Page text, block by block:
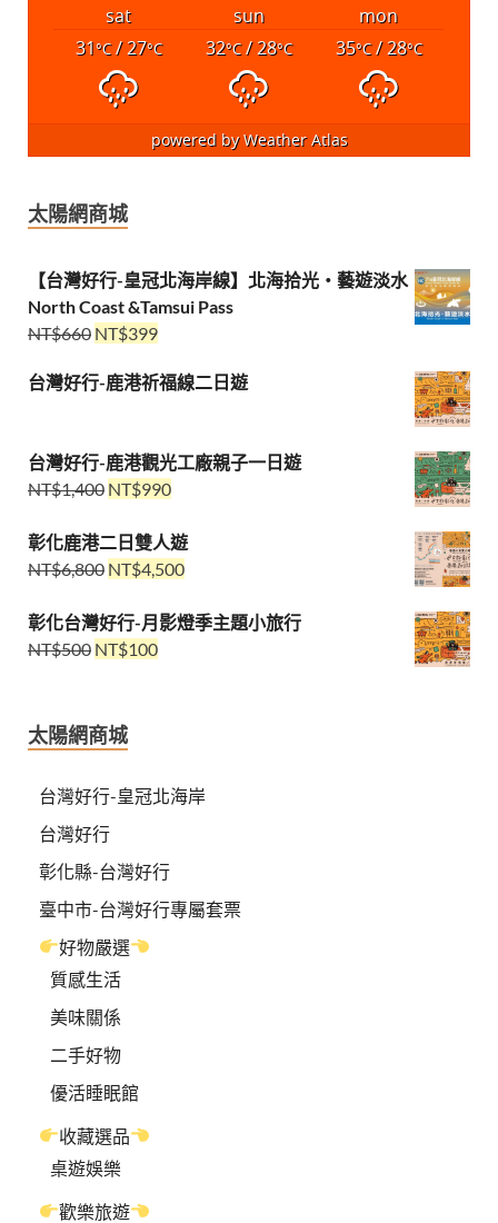
sat sun
mon
31°C/ 27°C 32°C/ 28°C 35°C/ 28°C
powered byWeather Atlas
太陽網商城
【台灣好行-皇冠北海岸線】北海拾光・藝遊淡水
North Coast &Tamsui Pass
NT$660 NT$399
台灣好行-鹿港祈福線二日遊
台灣好行-鹿港觀光工廠親子一日遊
NT$1,400 NT$990
彰化鹿港二日雙人遊
NT$6,800 NT$4,500
彰化台灣好行-月影燈季主題小旅行
NT$500 NT$100
太陽網商城
台灣好行-皇冠北海岸
台灣好行
彰化縣-台灣好行
臺中市-台灣好行專屬套票
好物嚴選
質感生活
美味關係
二手好物
優活睡眠館
收藏選品
桌遊娛樂
歡樂旅遊